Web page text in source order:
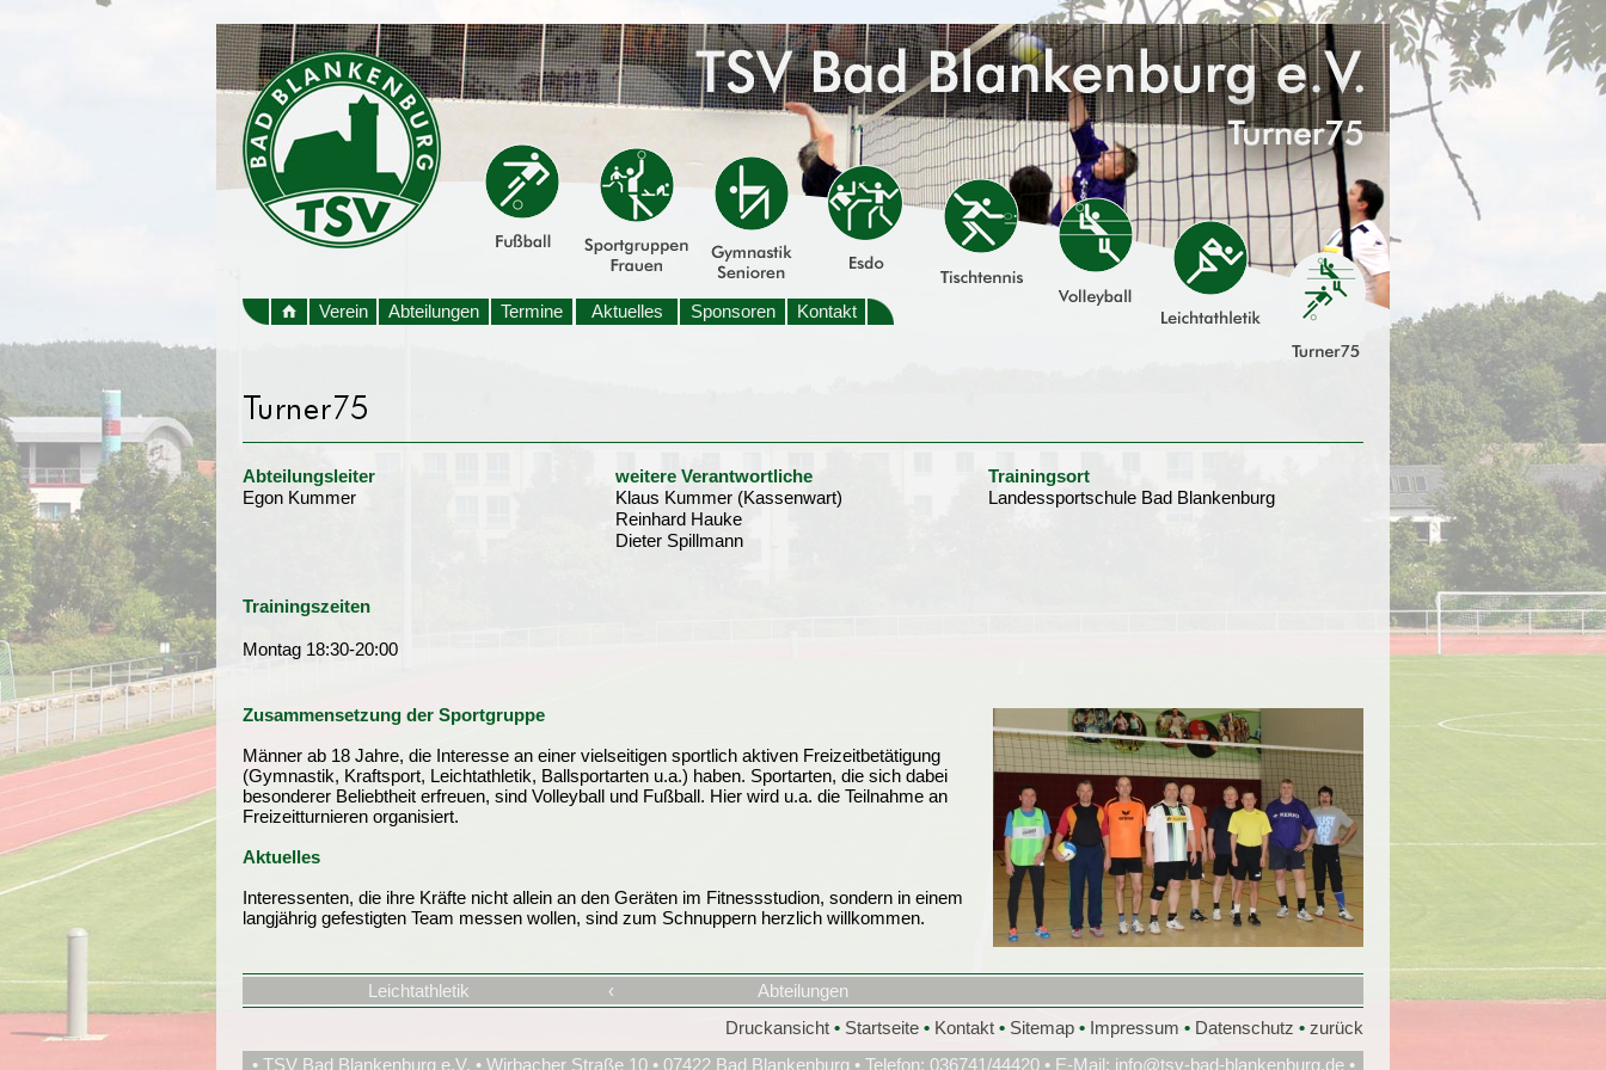
Verein Abteilungen Termine Aktuelles Sponsoren Kontakt
Abteilungsleiter weitere Verantwortliche
Trainingsort
Egon Kummer
Klaus Kummer (Kassenwart)
Landessportschule Bad Blankenburg
Reinhard Hauke
Dieter Spillmann
Trainingszeiten
Montag 18:30-20:00
Zusammensetzung der Sportgruppe
Männer ab 18 Jahre, die Interesse an einer vielseitigen sportlich aktiven Freizeitbetätigung
(Gymnastik, Kraftsport, Leichtathletik, Ballsportarten u.a.) haben. Sportarten, die sich dabei
besonderer Beliebtheit erfreuen, sind Volleyball und Fußball. Hier wird u.a. die Teilnahme an
Freizeitturnieren organisiert.
Aktuelles
Interessenten, die ihre Kräfte nicht allein an den Geräten im Fitnessstudion, sondern in einem
langjährig gefestigten Team messen wollen, sind zum Schnuppern herzlich willkommen.
Leichtathletik ‹
Abteilungen
Druckansicht • Startseite • Kontakt • Sitemap • Impressum • Datenschutz • zurück
• TSV Bad Blankenburg e.V. • Wirbacher Straße 10 • 07422 Bad Blankenburg • Telefon: 036741/44420 • E-Mail: info@tsv-bad-blankenburg.de•